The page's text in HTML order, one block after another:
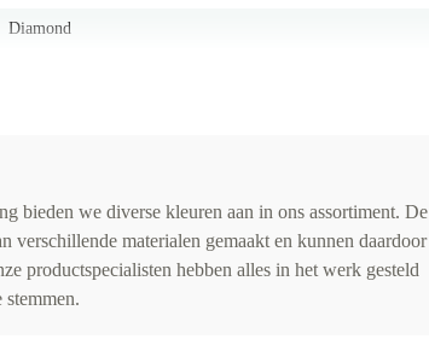
Diamond
bieden we diverse kleuren aan in ons assortiment. De
verschillende materialen gemaakt en kunnen daardoor
productspecialisten hebben alles in het werk gesteld